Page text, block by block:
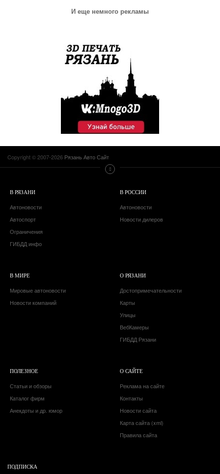
И еще немного рекламы
Copyright © 2007-2026 Рязань Авто Сайт
В РЯЗАНИ
Автоновости
Автоспорт
Ограничения
ГИБДД инфо
В РОССИИ
Автоновости
Новости дилеров
В МИРЕ
Мировые автоновости
Новости компаний
О РЯЗАНИ
Достопримечательности
Карты
Улицы
ВебКамеры
ГИБДД Рязани
ПОЛЕЗНОЕ
Статьи и обзоры
Каталог фирм
Анекдоты и др. юмор
О САЙТЕ
Реклама на сайте
Контакты
Новости сайта
Карта сайта (xml)
Правила сайта
ПОДПИСКА